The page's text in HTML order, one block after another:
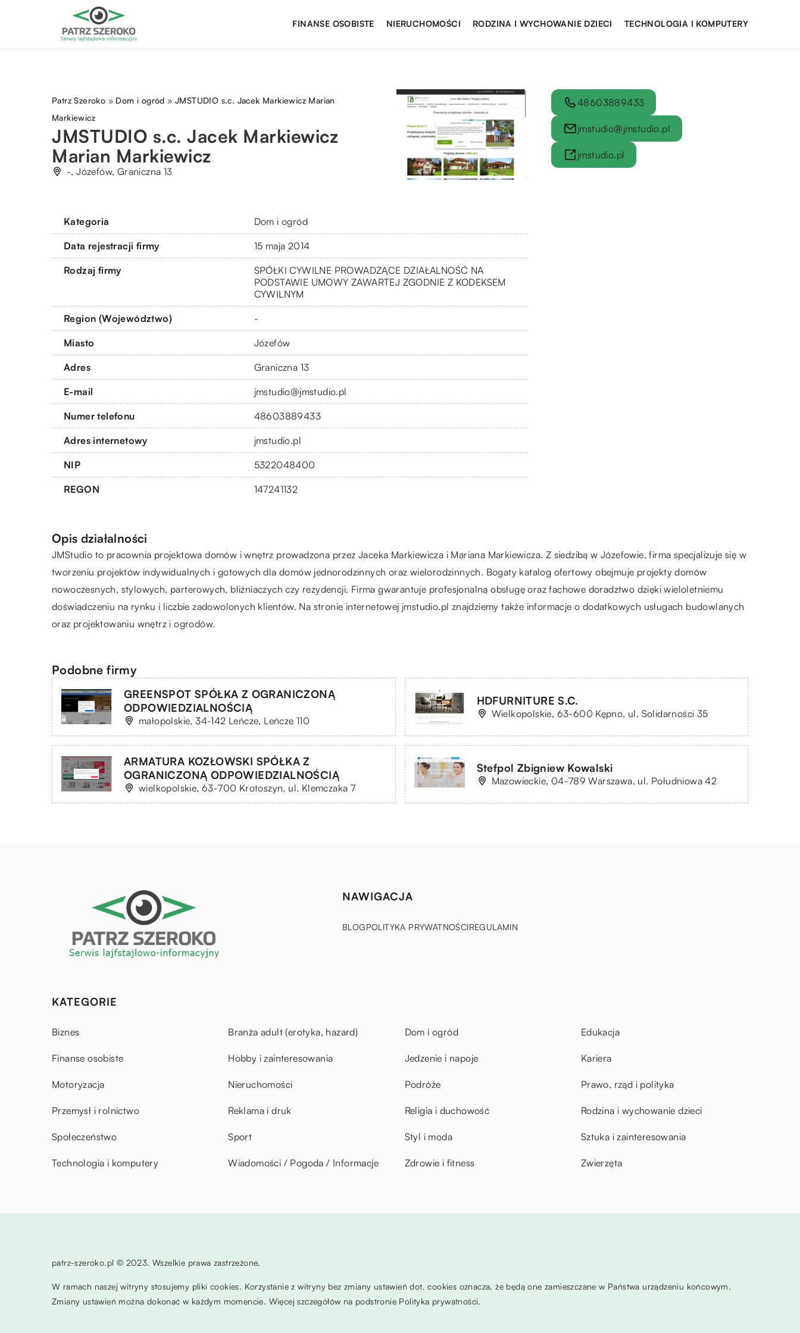
FINANSE OSOBISTE NIERUCHOMOŚCI RODZINA I WYCHOWANIE DZIECI TECHNOLOGIA I KOMPUTERY
Patrz Szeroko » Dom i ogród »JMSTUDIO s.c. Jacek Markiewicz Marian
Markiewicz
JMSTUDIO s.c. Jacek Markiewicz
Marian Markiewicz
-, Józefów, Graniczna 13
Kategoria Dom i ogród
Data rejestracji firmy 15 maja 2014
Rodzaj firmy
SPÓŁKI CYWILNE PROWADZĄCE DZIAŁALNOŚĆ NA
PODSTAWIE UMOWY ZAWARTEJ ZGODNIE Z KODEKSEM
CYWILNYM
Region (Województwo) -
Miasto Józefów
Adres Graniczna 13
E-mail jmstudio@jmstudio.pl
Numer telefonu 48603889433
Adres internetowy jmstudio.pl
NIP 5322048400
REGON 147241132
48603889433
jmstudio@jmstudio.pl
jmstudio.pl
Opis działalności
JMStudio to pracownia projektowa domów i wnętrz prowadzona przez Jaceka Markiewicza i Mariana Markiewicza. Z siedzibą w Józefowie, firma specjalizuje się w
tworzeniu projektów indywidualnych i gotowych dla domów jednorodzinnych oraz wielorodzinnych. Bogaty katalog ofertowy obejmuje projekty domów
nowoczesnych, stylowych, parterowych, bliźniaczych czy rezydencji. Firma gwarantuje profesjonalną obsługę oraz fachowe doradztwo dzięki wieloletniemu
doświadczeniu na rynku i liczbie zadowolonych klientów. Na stronie internetowej jmstudio.pl znajdziemy także informacje o dodatkowych usługach budowlanych
oraz projektowaniu wnętrz i ogrodów.
Podobne firmy
GREENSPOT SPÓŁKA Z OGRANICZONĄ
ODPOWIEDZIALNOŚCIĄ
małopolskie, 34-142 Leńcze, Leńcze 110
HDFURNITURE S.C.
Wielkopolskie, 63-600 Kępno, ul. Solidarności 35
ARMATURA KOZŁOWSKI SPÓŁKA Z
OGRANICZONĄ ODPOWIEDZIALNOŚCIĄ
wielkopolskie, 63-700 Krotoszyn, ul. Klemczaka 7
Stefpol Zbigniew Kowalski
Mazowieckie, 04-789 Warszawa, ul. Południowa 42
NAWIGACJA
BLOGPOLITYKA PRYWATNOŚCIREGULAMIN
KATEGORIE
Biznes Branża adult (erotyka, hazard) Dom i ogród Edukacja
Finanse osobiste Hobby i zainteresowania Jedzenie i napoje Kariera
Motoryzacja Nieruchomości Podróże Prawo, rząd i polityka
Przemysł i rolnictwo Reklama i druk Religia i duchowość Rodzina i wychowanie dzieci
Społeczeństwo Sport Styl i moda Sztuka i zainteresowania
Technologia i komputery Wiadomości / Pogoda / Informacje Zdrowie i fitness Zwierzęta
patrz-szeroko.pl © 2023. Wszelkie prawa zastrzeżone.
W ramach naszej witryny stosujemy pliki cookies. Korzystanie z witryny bez zmiany ustawień dot. cookies oznacza, że będą one zamieszczane w Państwa urządzeniu końcowym.
Zmiany ustawień można dokonać w każdym momencie. Więcej szczegółów na podstronie Polityka prywatności.